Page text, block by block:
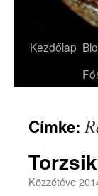
Kezdőlap
Címke:
Közzétéve